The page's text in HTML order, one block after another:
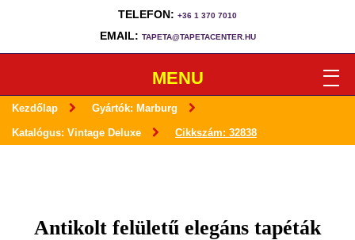
TELEFON: +36 1 370 7010
EMAIL: TAPETA@TAPETACENTER.HU
MENU
Kezdőlap Gyártók: Marburg
Katalógus: Vintage Deluxe Cikkszám: 32838
Antikolt felületű elegáns tapéták